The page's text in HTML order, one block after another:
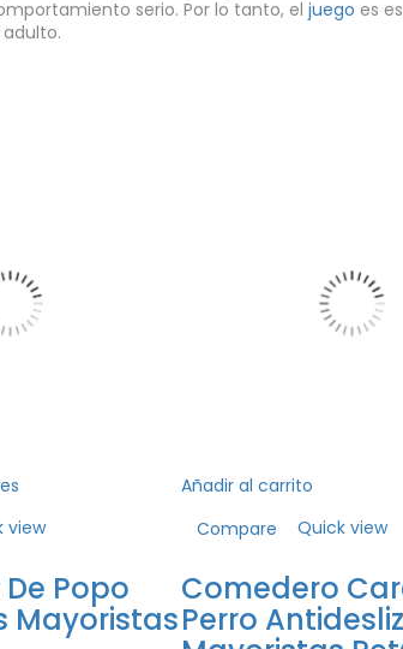
serio. Por lo tanto, el juego es
view
Popo
Mayoristas
Añadir al carrito
Compare
Quick view
Comedero
Perro